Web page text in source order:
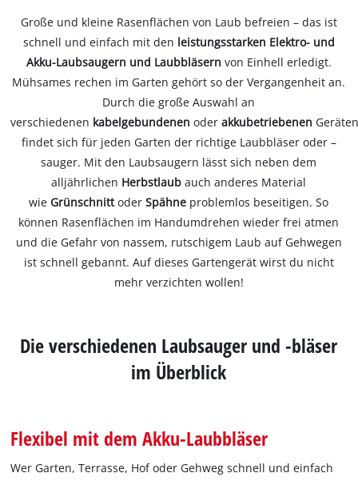
Große und kleine Rasenflächen von Laub befreien – das ist
schnell und einfach mit den leistungsstarken Elektro- und
Akku-Laubsaugern und Laubbläsern von Einhell erledigt.
Mühsames rechen im Garten gehört so der Vergangenheit an.
Durch die große Auswahl an
verschiedenen kabelgebundenenoderakkubetriebenen
findet sich für jeden Garten der richtige Laubbläser oder –
sauger. Mit den Laubsaugern lässt sich neben dem
alljährlichen Herbstlaubauch anderes Material
wieGrünschnittoderSpähne problemlos beseitigen. So
können Rasenflächen im Handumdrehen wieder frei atmen
und die Gefahr von nassem, rutschigem Laub auf Gehwegen
ist schnell gebannt. Auf dieses Gartengerät wirst du nicht
mehr verzichten wollen!
Die verschiedenen Laubsauger und -bläser
im Überblick
Flexibel mit dem Akku-Laubbläser
Wer Garten, Terrasse, Hof oder Gehweg schnell und einfach